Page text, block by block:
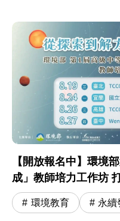
【開放報名中】環境
成
環境教育 永續